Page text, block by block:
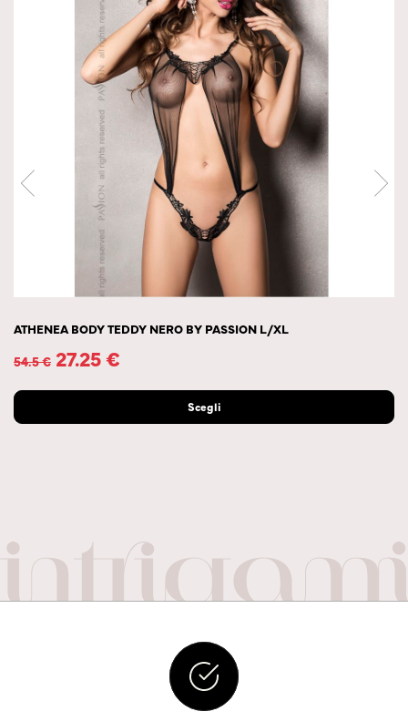
ATHENEA BODY TEDDY NERO BY PASSION L/XL
54.5€ 27.25€
Scegli